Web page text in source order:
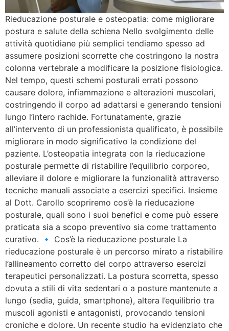
Rieducazione posturale e osteopatia: come migliorare
postura e salute della schiena Nello svolgimento delle
attività quotidiane più semplici tendiamo spesso ad
assumere posizioni scorrette che costringono la nostra
colonna vertebrale a modificare la posizione fisiologica.
Nel tempo, questi schemi posturali errati possono
causare dolore, infiammazione e alterazioni muscolari,
costringendo il corpo ad adattarsi e generando tensioni
lungo l’intero rachide. Fortunatamente, grazie
all’intervento di un professionista qualificato, è possibile
migliorare in modo significativo la condizione del
paziente. L’osteopatia integrata con la rieducazione
posturale permette di ristabilire l’equilibrio corporeo,
alleviare il dolore e migliorare la funzionalità attraverso
tecniche manuali associate a esercizi specifici. Insieme
al Dott. Carollo scopriremo cos’è la rieducazione
posturale, quali sono i suoi benefici e come può essere
praticata sia a scopo preventivo sia come trattamento
curativo. 🔹 Cos’è la rieducazione posturale La
rieducazione posturale è un percorso mirato a ristabilire
l’allineamento corretto del corpo attraverso esercizi
terapeutici personalizzati. La postura scorretta, spesso
dovuta a stili di vita sedentari o a posture mantenute a
lungo (sedia, guida, smartphone), altera l’equilibrio tra
muscoli agonisti e antagonisti, provocando tensioni
croniche e dolore. Un recente studio ha evidenziato che